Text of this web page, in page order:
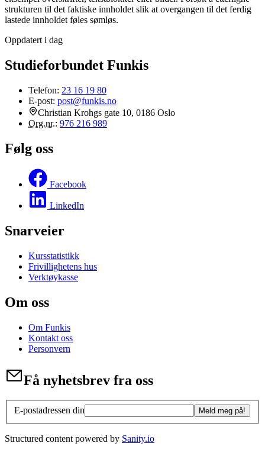
strukturen til det faktiske innholdet slik at overgangen til det ferdig
lastede innholdet føles sømløs.
Oppdatert i dag
Studieforbundet Funkis
Telefon: 23 16 19 80
E-post: post@funkis.no
Christian Krohgs gate 10, 0186 Oslo
Org.nr.: 976 216 989
Følg oss
Facebook
LinkedIn
Snarveier
Kursstatistikk
Frivillighetens hus
Verktøykasse
Om oss
Om Funkis
Kontakt oss
Personvern
Få nyhetsbrev fra oss
E-postadressen din Meld meg på!
Structured content powered by Sanity.io